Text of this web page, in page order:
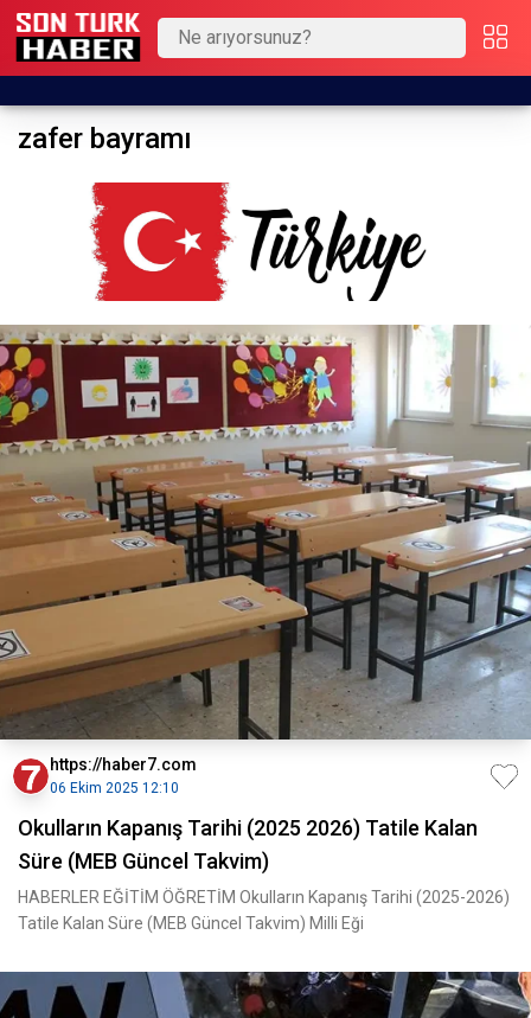
zafer bayramı
https://haber7.com
06 Ekim 2025 12:10
Okulların Kapanış Tarihi (2025 2026) Tatile Kalan
Süre (MEB Güncel Takvim)
HABERLER EĞİTİM ÖĞRETİM Okulların Kapanış Tarihi (2025-2026)
Tatile Kalan Süre (MEB Güncel Takvim) Milli Eği